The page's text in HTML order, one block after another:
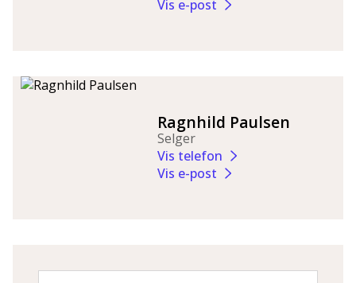
Vis e-post
Ragnhild Paulsen
Selger
Vis telefon
Vis e-post